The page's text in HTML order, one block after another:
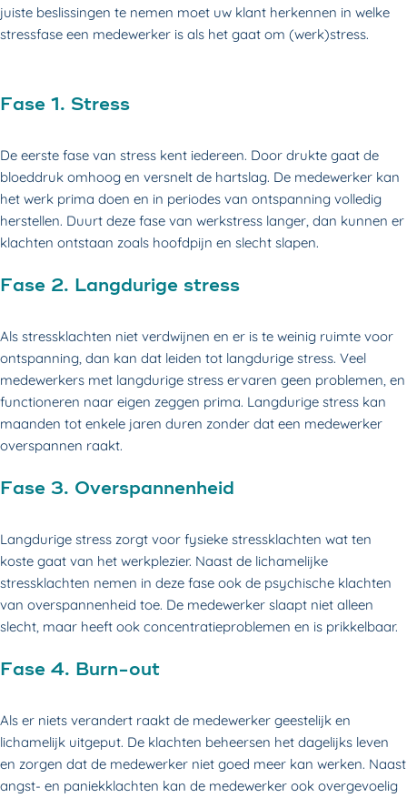
juiste beslissingen te nemen moet uw klant herkennen in welke
stressfase een medewerker is als het gaat om (werk)stress.
Fase 1. Stress
De eerste fase van stress kent iedereen. Door drukte gaat de
bloeddruk omhoog en versnelt de hartslag. De medewerker kan
het werk prima doen en in periodes van ontspanning volledig
herstellen. Duurt deze fase van werkstress langer, dan kunnen er
klachten ontstaan zoals hoofdpijn en slecht slapen.
Fase 2. Langdurige stress
Als stressklachten niet verdwijnen en er is te weinig ruimte voor
ontspanning, dan kan dat leiden tot langdurige stress. Veel
medewerkers met langdurige stress ervaren geen problemen, en
functioneren naar eigen zeggen prima. Langdurige stress kan
maanden tot enkele jaren duren zonder dat een medewerker
overspannen raakt.
Fase 3. Overspannenheid
Langdurige stress zorgt voor fysieke stressklachten wat ten
koste gaat van het werkplezier. Naast de lichamelijke
stressklachten nemen in deze fase ook de psychische klachten
van overspannenheid toe. De medewerker slaapt niet alleen
slecht, maar heeft ook concentratieproblemen en is prikkelbaar.
Fase 4. Burn-out
Als er niets verandert raakt de medewerker geestelijk en
lichamelijk uitgeput. De klachten beheersen het dagelijks leven
en zorgen dat de medewerker niet goed meer kan werken. Naast
angst- en paniekklachten kan de medewerker ook overgevoelig